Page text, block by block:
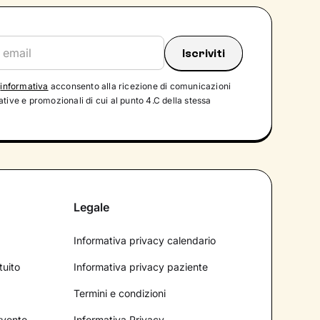
informativa acconsento alla ricezione di comunicazioni
e promozionali di cui al punto 4.C della stessa
Legale
Informativa privacy calendario
Informativa privacy paziente
Termini e condizioni